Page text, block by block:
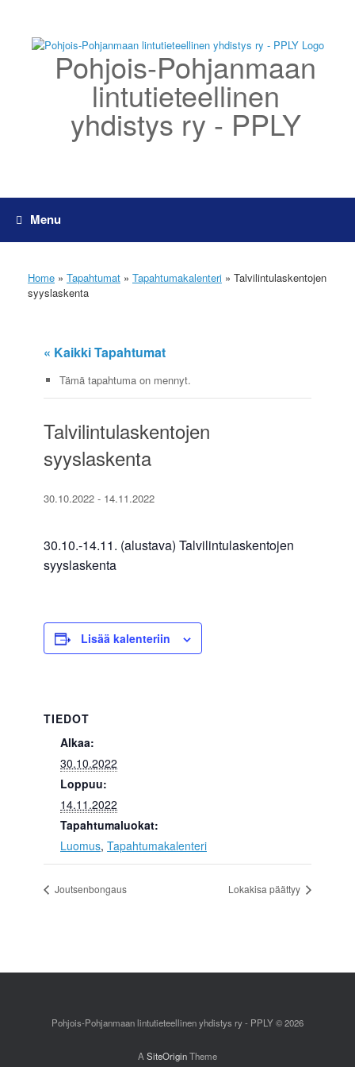
content
Pohjois-Pohjanmaan
lintutieteellinen
yhdistys ry - PPLY
Menu
Home » Tapahtumat » Tapahtumakalenteri » Talvilintulaskentojen
syyslaskenta
« Kaikki Tapahtumat
Tämä tapahtuma on mennyt.
Talvilintulaskentojen
syyslaskenta
30.10.2022 - 14.11.2022
30.10.-14.11. (alustava) Talvilintulaskentojen
syyslaskenta
Lisää kalenteriin
TIEDOT
Alkaa:
30.10.2022
Loppuu:
14.11.2022
Tapahtumaluokat:
Luomus, Tapahtumakalenteri
Joutsenbongaus Lokakisa päättyy
Pohjois-Pohjanmaan lintutieteellinen yhdistys ry - PPLY © 2026
A SiteOriginTheme